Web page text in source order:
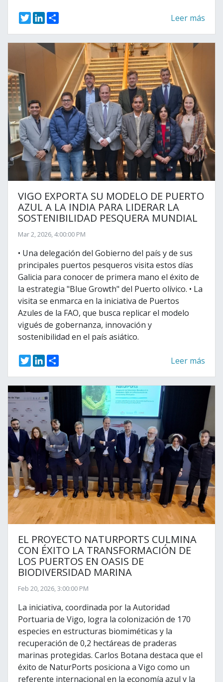
T
w
i
L
n
e
a
Leer más
VIGO EXPORTA SU MODELO DE PUERTO
AZUL A LA INDIA PARA LIDERAR LA
SOSTENIBILIDAD PESQUERA MUNDIAL
Mar 2, 2026, 4:00:00 PM
• Una delegación del Gobierno del país y de sus
principales puertos pesqueros visita estos días
Galicia para conocer de primera mano el éxito de
la estrategia "Blue Growth" del Puerto olívico. • La
visita se enmarca en la iniciativa de Puertos
Azules de la FAO, que busca replicar el modelo
vigués de gobernanza, innovación y
sostenibilidad en el país asiático.
T
w
i
t
e
L
n
e
d
n
a
Leer más
EL PROYECTO NATURPORTS CULMINA
CON ÉXITO LA TRANSFORMACIÓN DE
LOS PUERTOS EN OASIS DE
BIODIVERSIDAD MARINA
Feb 20, 2026, 3:00:00 PM
La iniciativa, coordinada por la Autoridad
Portuaria de Vigo, logra la colonización de 170
especies en estructuras biomiméticas y la
recuperación de 0,2 hectáreas de praderas
marinas protegidas. Carlos Botana destaca que el
éxito de NaturPorts posiciona a Vigo como un
referente internacional en la economía azul y la